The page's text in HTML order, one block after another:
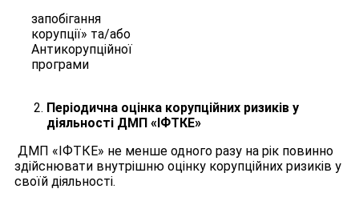
запобігання
корупції» та/або
Антикорупційної
програми
Періодична оцінка корупційних ризиків у
діяльності ДМП «ІФТКЕ»
ДМП «ІФТКЕ» не менше одного разу на рік повинно
здійснювати внутрішню оцінку корупційних ризиків у
своїй діяльності.